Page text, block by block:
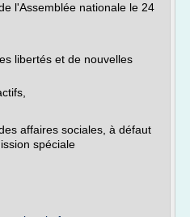
l'Assemblée nationale le 24
libertés et de nouvelles
affaires sociales, à défaut
spéciale